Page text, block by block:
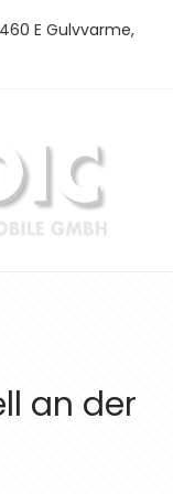
E Gulvvarme,
an der